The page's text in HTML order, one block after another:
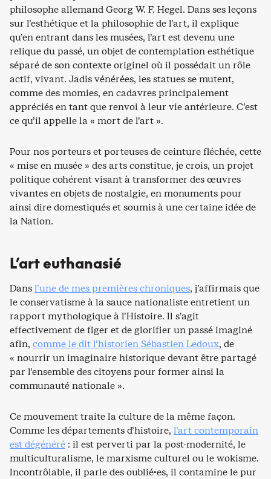
philosophe allemand Georg W. F. Hegel. Dans ses leçons
sur l’esthétique et la philosophie de l’art, il explique
qu’en entrant dans les musées, l’art est devenu une
relique du passé, un objet de contemplation esthétique
séparé de son contexte originel où il possédait un rôle
actif, vivant. Jadis vénérées, les statues se mutent,
comme des momies, en cadavres principalement
appréciés en tant que renvoi à leur vie antérieure. C’est
ce qu’il appelle la « mort de l’art ».
Pour nos porteurs et porteuses de ceinture fléchée, cette
« mise en musée » des arts constitue, je crois, un projet
politique cohérent visant à transformer des œuvres
vivantes en objets de nostalgie, en monuments pour
ainsi dire domestiqués et soumis à une certaine idée de
la Nation.
L’art euthanasié
Dansl’une de mes premières chroniques, j’affirmais que
le conservatisme à la sauce nationaliste entretient un
rapport mythologique à l’Histoire. Il s’agit
effectivement de figer et de glorifier un passé imaginé
afin, comme le dit l’historien Sébastien Ledoux, de
« nourrir un imaginaire historique devant être partagé
par l’ensemble des citoyens pour former ainsi la
communauté nationale ».
Ce mouvement traite la culture de la même façon.
Comme les départements d’histoire, l’art contemporain
est dégénéré : il est perverti par la post-modernité, le
multiculturalisme, le marxisme culturel ou le wokisme.
Incontrôlable, il parle des oublié·es, il contamine le pur